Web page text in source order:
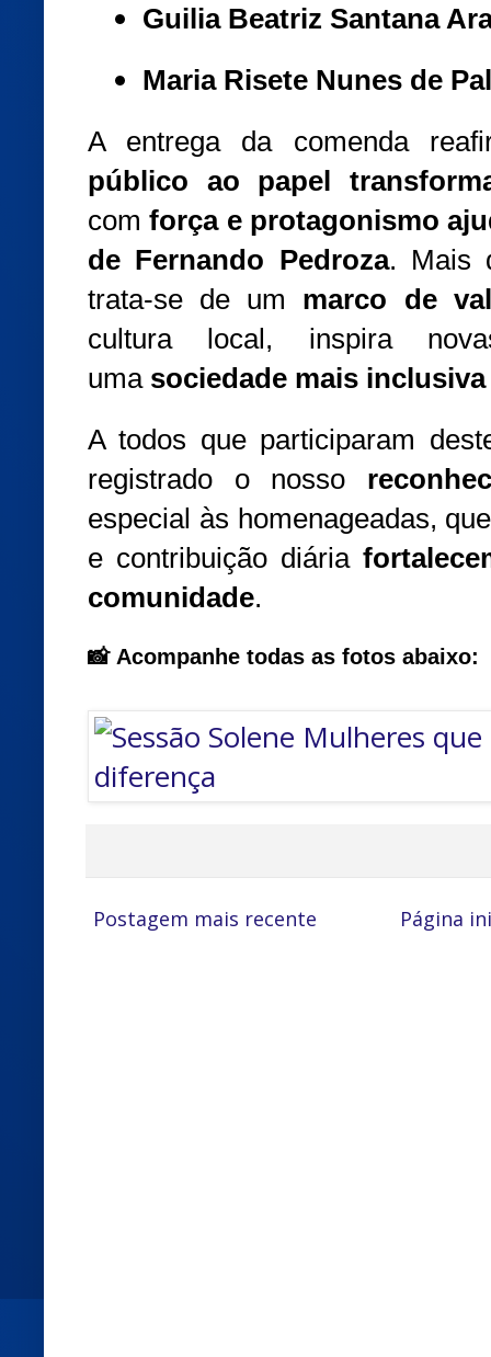
Guilia Beatriz Santana
Maria Risete Nunes de
A entrega da comenda
público ao papel
comforça e protagonismo
de Fernando Pedroza. Mais
trata-se de um marco de
cultura local, inspira
uma sociedade mais
A todos que participaram
registrado o nosso
especial às homenageadas,
e contribuição diária
comunidade.
📸 Acompanhe todas as fotos abaixo:
Postagem mais recente Página